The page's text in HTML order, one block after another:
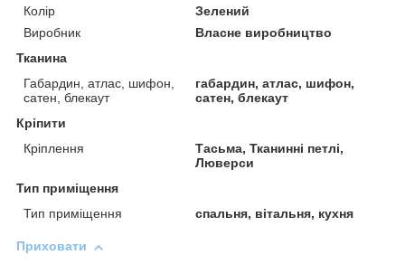
Колір
Зелений
Виробник
Власне виробництво
Тканина
Габардин, атлас, шифон,
сатен, блекаут
габардин, атлас, шифон,
сатен, блекаут
Кріпити
Кріплення
Тасьма, Тканинні петлі,
Люверси
Тип приміщення
Тип приміщення
спальня, вітальня, кухня
Приховати